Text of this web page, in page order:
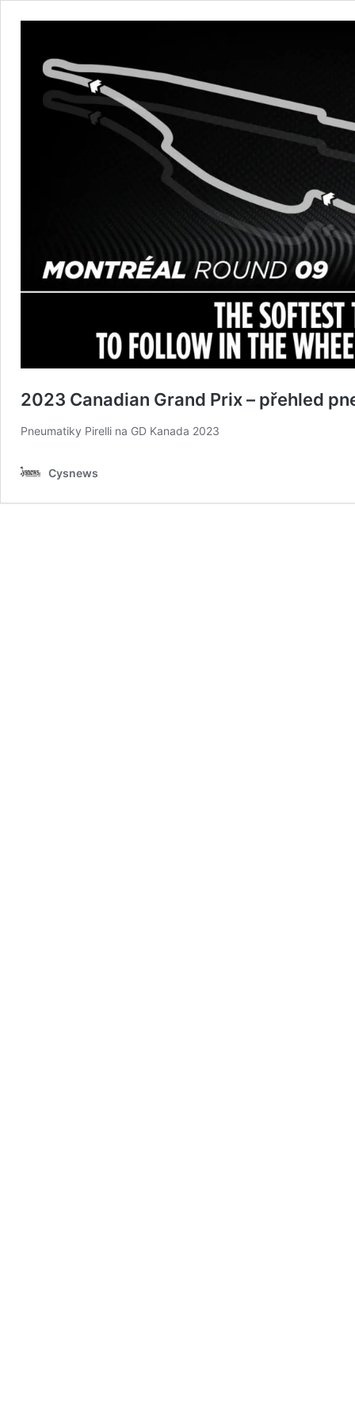
2023 Canadian Grand Prix – přehled
Pneumatiky Pirelli na GD Kanada 2023
Cysnews